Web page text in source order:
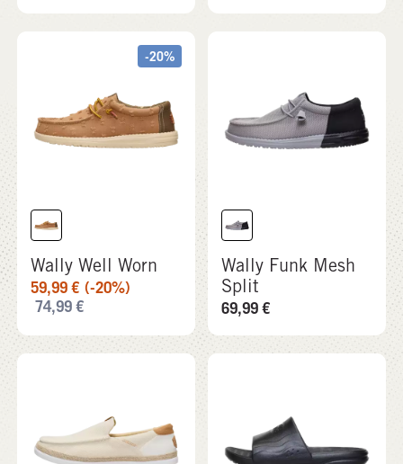
-20%
Wally Well Worn
59,99€ (-20%)
74,99€
Wally Funk Mesh
Split
69,99€